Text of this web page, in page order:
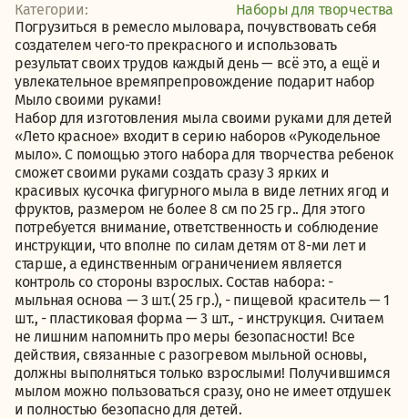
Категории:
Наборы для творчества
Погрузиться в ремесло мыловара, почувствовать себя
создателем чего-то прекрасного и использовать
результат своих трудов каждый день — всё это, а ещё и
увлекательное времяпрепровождение подарит набор
Мыло своими руками!
Набор для изготовления мыла своими руками для детей
«Лето красное» входит в серию наборов «Рукодельное
мыло». С помощью этого набора для творчества ребенок
сможет своими руками создать сразу 3 ярких и
красивых кусочка фигурного мыла в виде летних ягод и
фруктов, размером не более 8 см по 25 гр.. Для этого
потребуется внимание, ответственность и соблюдение
инструкции, что вполне по силам детям от 8-ми лет и
старше, а единственным ограничением является
контроль со стороны взрослых. Состав набора: -
мыльная основа — 3 шт.( 25 гр.), - пищевой краситель — 1
шт., - пластиковая форма — 3 шт., - инструкция. Считаем
не лишним напомнить про меры безопасности! Все
действия, связанные с разогревом мыльной основы,
должны выполняться только взрослыми! Получившимся
мылом можно пользоваться сразу, оно не имеет отдушек
и полностью безопасно для детей.